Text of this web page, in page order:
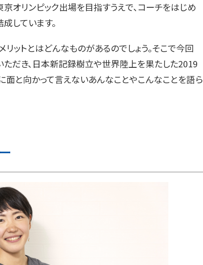
オリンピック出場を目指すうえで、コーチをはじめ
しています。
ットとはどんなものがあるのでしょう。そこで今回
ただき、日本新記録樹立や世界陸上を果たした2019
面と向かって言えないあんなことやこんなことを語ら